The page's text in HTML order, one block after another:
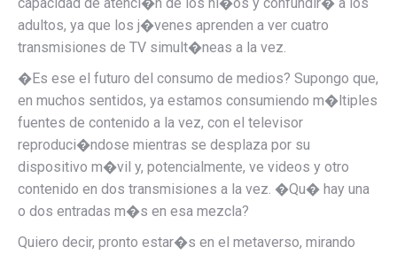
adultos, ya que los j�venes aprenden a ver cuatro
transmisiones de TV simult�neas a la vez.
�Es ese el futuro del consumo de medios? Supongo que,
en muchos sentidos, ya estamos consumiendo m�ltiples
fuentes de contenido a la vez, con el televisor
reproduci�ndose mientras se desplaza por su
dispositivo m�vil y, potencialmente, ve videos y otro
contenido en dos transmisiones a la vez. �Qu� hay una
o dos entradas m�s en esa mezcla?
Quiero decir, pronto estar�s en el metaverso, mirando